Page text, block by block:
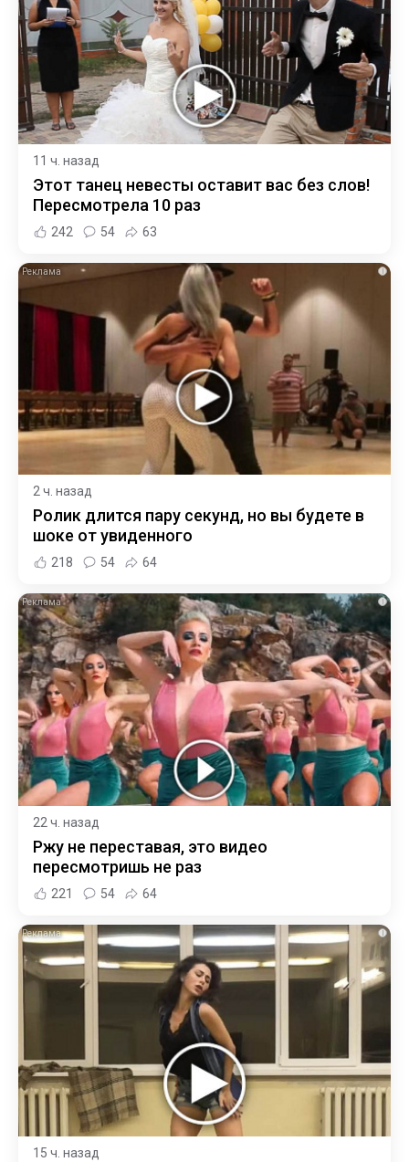
11 ч. назад
Этот танец невесты оставит вас без слов!
Пересмотрела 10 раз
242 54 63
i
2 ч. назад
Ролик длится пару секунд, но вы будете в
шоке от увиденного
218 54 64
i
22 ч. назад
Ржу не переставая, это видео
пересмотришь не раз
221 54 64
i
15 ч. назад